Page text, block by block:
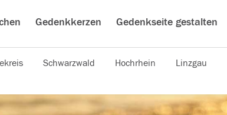
Gedenkkerzen Gedenkseite gestalten
Schwarzwald Hochrhein Linzgau